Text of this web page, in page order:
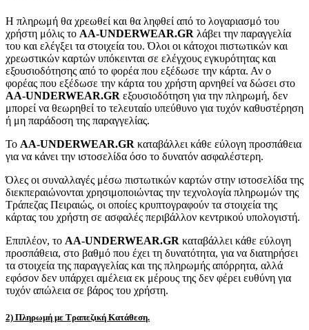
Η πληρωμή θα χρεωθεί και θα ληφθεί από το λογαριασμό του
χρήστη μόλις το AA-UNDERWEAR.GR λάβει την παραγγελία
του και ελέγξει τα στοιχεία του. Όλοι οι κάτοχοι πιστωτικών και
χρεωστικών καρτών υπόκεινται σε ελέγχους εγκυρότητας και
εξουσιοδότησης από το φορέα που εξέδωσε την κάρτα. Αν ο
φορέας που εξέδωσε την κάρτα του χρήστη αρνηθεί να δώσει στο
AA-UNDERWEAR.GR εξουσιοδότηση για την πληρωμή, δεν
μπορεί να θεωρηθεί το τελευταίο υπεύθυνο για τυχόν καθυστέρηση
ή μη παράδοση της παραγγελίας.
Το AA-UNDERWEAR.GR καταβάλλει κάθε εύλογη προσπάθεια
για να κάνει την ιστοσελίδα όσο το δυνατόν ασφαλέστερη.
Όλες οι συναλλαγές μέσω πιστωτικών καρτών στην ιστοσελίδα της
διεκπεραιώνονται χρησιμοποιώντας την τεχνολογία πληρωμών της
Τράπεζας Πειραιώς, οι οποίες κρυπτογραφούν τα στοιχεία της
κάρτας του χρήστη σε ασφαλές περιβάλλον κεντρικού υπολογιστή.
Επιπλέον, το AA-UNDERWEAR.GR καταβάλλει κάθε εύλογη
προσπάθεια, στο βαθμό που έχει τη δυνατότητα, για να διατηρήσει
τα στοιχεία της παραγγελίας και της πληρωμής απόρρητα, αλλά
εφόσον δεν υπάρχει αμέλεια εκ μέρους της δεν φέρει ευθύνη για
τυχόν απώλεια σε βάρος του χρήστη.
2) Πληρωμή με Τραπεζική Κατάθεση.